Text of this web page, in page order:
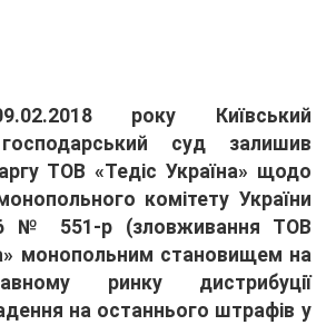
року Київський
господарський суд залишив
ТОВ «Тедіс Україна» щодо
комітету України
№ 551-р (зловживання ТОВ
монопольним становищем на
ринку дистрибуції
на останнього штрафів у